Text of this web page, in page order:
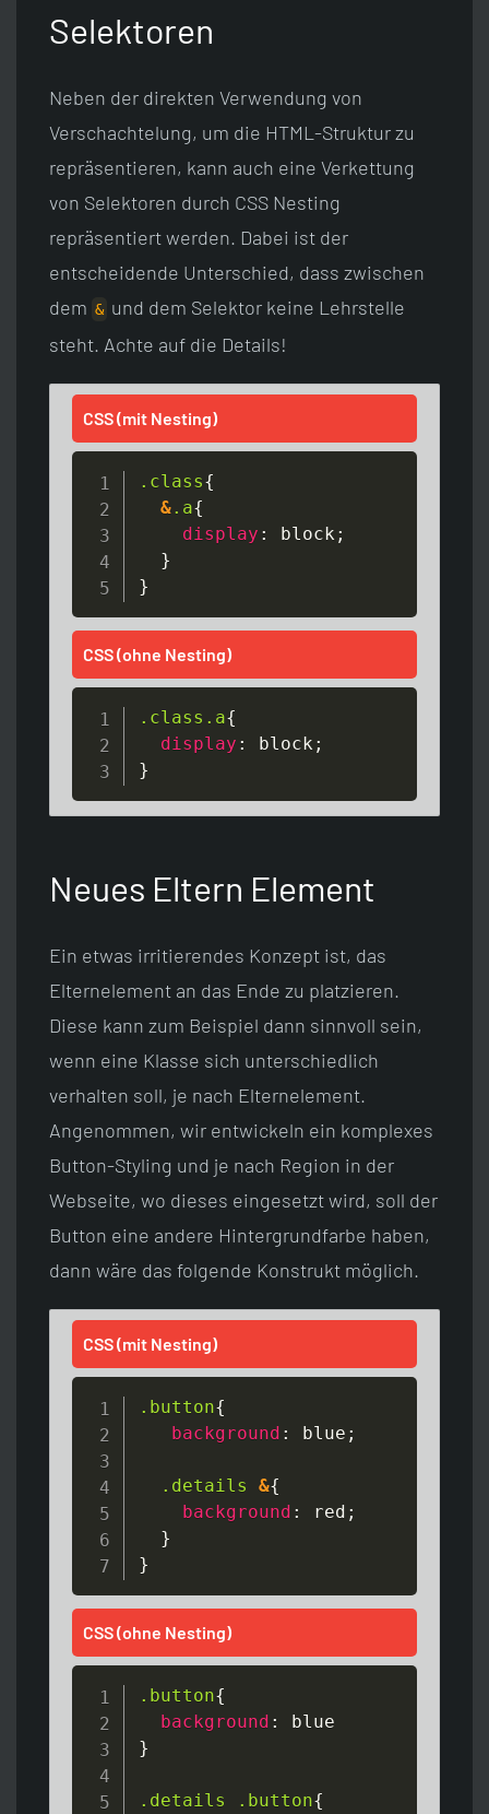
Selektoren
Neben der direkten Verwendung von
Verschachtelung, um die HTML-Struktur zu
repräsentieren, kann auch eine Verkettung
von Selektoren durch CSS Nesting
repräsentiert werden. Dabei ist der
entscheidende Unterschied, dass zwischen
dem & und dem Selektor keine Lehrstelle
steht. Achte auf die Details!
CSS (mit Nesting)
.class{
&.a{
display : block ;
}
}
CSS (ohne Nesting)
.class .a{
display : block ;
}
Neues Eltern Element
Ein etwas irritierendes Konzept ist, das
Elternelement an das Ende zu platzieren.
Diese kann zum Beispiel dann sinnvoll sein,
wenn eine Klasse sich unterschiedlich
verhalten soll, je nach Elternelement.
Angenommen, wir entwickeln ein komplexes
Button-Styling und je nach Region in der
Webseite, wo dieses eingesetzt wird, soll der
Button eine andere Hintergrundfarbe haben,
dann wäre das folgende Konstrukt möglich.
CSS (mit Nesting)
.button{
background : blue ;
.details &{
background : red ;
}
}
CSS (ohne Nesting)
.button{
background :
blue
}
.details .button{